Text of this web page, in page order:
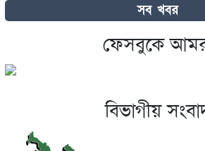
টিভিতে রবীন্দ্র প্রয়াণ দিবস
বলিউডে নারীদের অবস্থান
সব খবর
ফেসবুকে
বিভাগীয়